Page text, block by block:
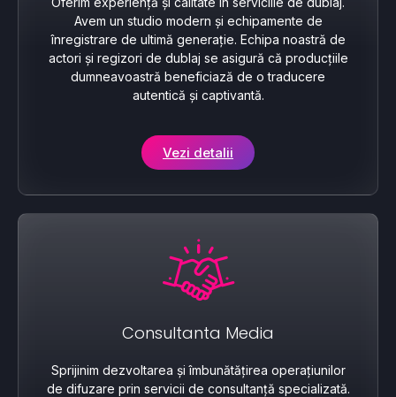
Avem un studio modern și echipamente de
înregistrare de ultimă generație. Echipa noastră de
actori și regizori de dublaj se asigură că producțiile
dumneavoastră beneficiază de o traducere
autentică și captivantă.
Vezi detalii
Consultanta Media
Sprijinim dezvoltarea și îmbunătățirea operațiunilor
de difuzare prin servicii de consultanță specializată.